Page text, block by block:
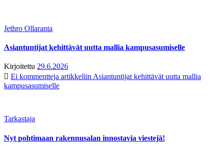
Jethro Ollaranta
Asiantuntijat kehittävät uutta mallia kampusasumiselle
Kirjoitettu 29.6.2026
Ei kommentteja artikkeliin Asiantuntijat kehittävät uutta mallia
kampusasumiselle
Tarkastaja
Nyt pohtimaan rakennusalan innostavia viestejä!